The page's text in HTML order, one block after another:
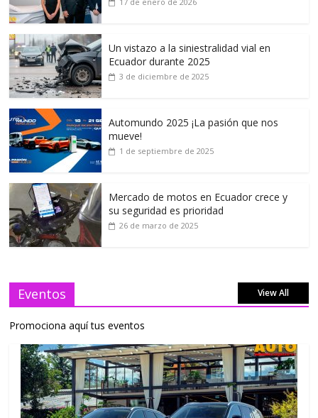
Un vistazo a la siniestralidad vial en
Ecuador durante 2025
3 de diciembre de 2025
Automundo 2025 ¡La pasión que nos
mueve!
1 de septiembre de 2025
Mercado de motos en Ecuador crece y
su seguridad es prioridad
26 de marzo de 2025
Eventos View All
Promociona aquí tus eventos